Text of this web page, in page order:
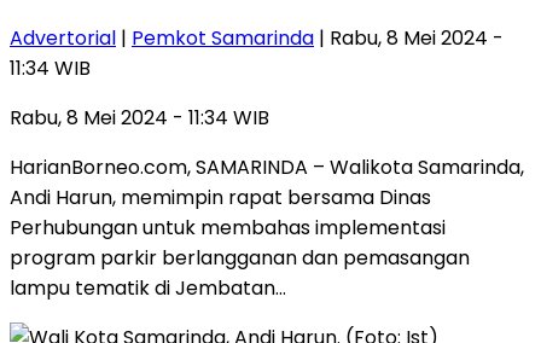
Advertorial | Pemkot Samarinda | Rabu, 8 Mei 2024 -
11:34 WIB
Rabu, 8 Mei 2024 - 11:34 WIB
HarianBorneo.com, SAMARINDA – Walikota Samarinda,
Andi Harun, memimpin rapat bersama Dinas
Perhubungan untuk membahas implementasi
program parkir berlangganan dan pemasangan
lampu tematik di Jembatan…